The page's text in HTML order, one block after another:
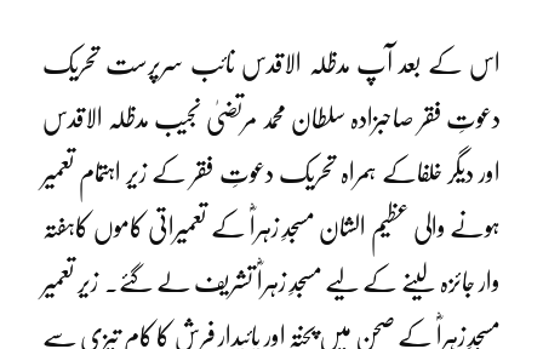
اس کے بعد آپ مدظلہ الاقدس نائب سرپرست تحریک
دعوتِ فقر صاحبزادہ سلطان محمد مرتضیٰ نجیب مدظلہ الاقدس
اور دیگر خلفاکے ہمراہ تحریک دعوتِ فقر کے زیر اہتمام تعمیر
ہونے والی عظیم الشان مسجدِ زہراؓ کے تعمیراتی کاموں کاہفتہ
وار جائزہ لینے کے لیے مسجدِ زہراؓ تشریف لے گئے۔ زیر تعمیر
مسجدِ زہراؓ کے صحن میں پختہ اور پائیدار فرش کا کام تیزی سے